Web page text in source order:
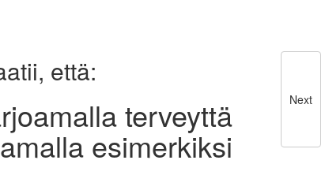
että:
terveyttä
esimerkiksi
Next